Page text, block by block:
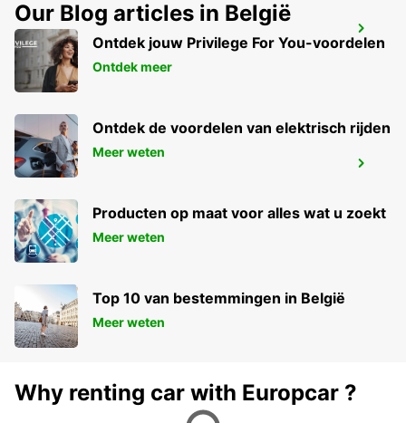
NYON
NYON - SWITZERLAND
THONON-LES-BAINS
Our Blog articles in België
Ontdek jouw Privilege For You-voordelen
Ontdek meer
Ontdek de voordelen van elektrisch rijden
Meer weten
Producten op maat voor alles wat u zoekt
Meer weten
Top 10 van bestemmingen in België
Meer weten
Why renting car with Europcar ?